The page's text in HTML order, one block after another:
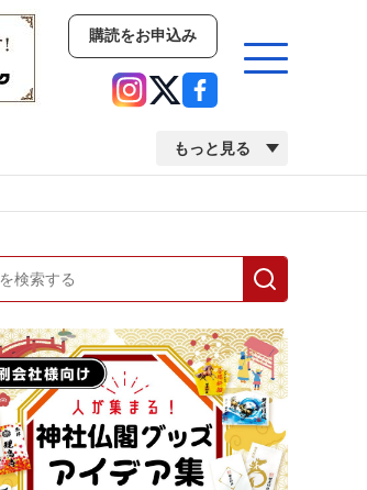
購読をお申込み
もっと見る
イベント
計 人事・移転・異動・訃報
特集
2022 検査・校正特集